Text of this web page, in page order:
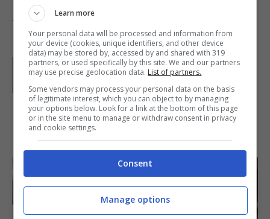
Foto di jules:stonesoup
Parole di GIeGI
GIeGI è stata collaboratrice di Buttalapasta dal 2008 al
occhio di riguardo a quelle della tradizione regionale.
IN PRIMO PIANO
Learn more
Your personal data will be processed and information from
your device (cookies, unique identifiers, and other device
data) may be stored by, accessed by and shared with 319
partners, or used specifically by this site. We and our partners
may use precise geolocation data. List of partners.
Some vendors may process your personal data on the basis
of legitimate interest, which you can object to by managing
your options below. Look for a link at the bottom of this page
or in the site menu to manage or withdraw consent in privacy
and cookie settings.
Consent
Manage options